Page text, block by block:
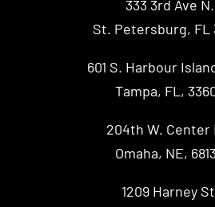
333 3rd Ave N.
St. Petersburg, FL
601 S. Harbour
Tampa, FL,
204th W. Center
Omaha, NE,
1209 Harney